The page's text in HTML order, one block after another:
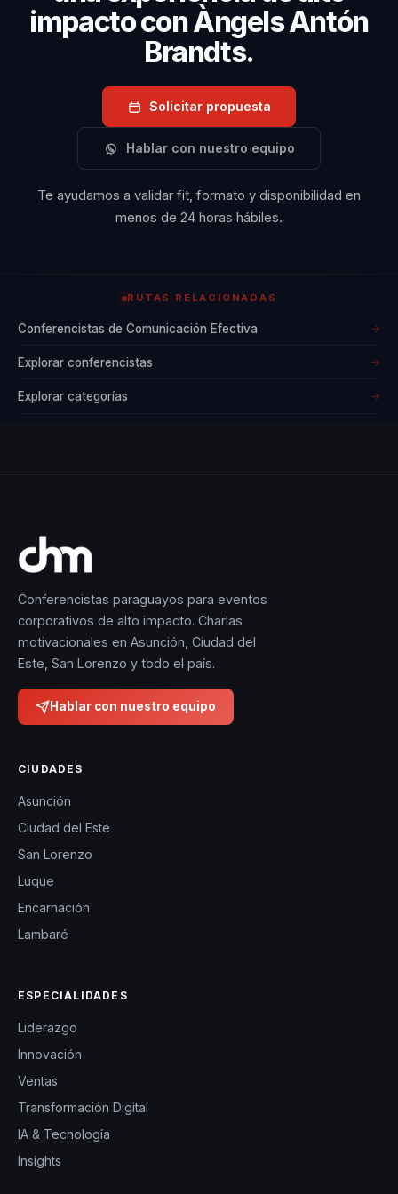
impacto con Àngels Antón
Brandts.
Solicitar propuesta
Hablar con nuestro equipo
Te ayudamos a validar fit, formato y disponibilidad en
menos de 24 horas hábiles.
RUTAS RELACIONADAS
Conferencistas de Comunicación Efectiva →
Explorar conferencistas →
Explorar categorías →
Conferencistas paraguayos para eventos
corporativos de alto impacto. Charlas
motivacionales en Asunción, Ciudad del
Este, San Lorenzo y todo el país.
Hablar con nuestro equipo
CIUDADES
Asunción
Ciudad del Este
San Lorenzo
Luque
Encarnación
Lambaré
ESPECIALIDADES
Liderazgo
Innovación
Ventas
Transformación Digital
IA & Tecnología
Insights